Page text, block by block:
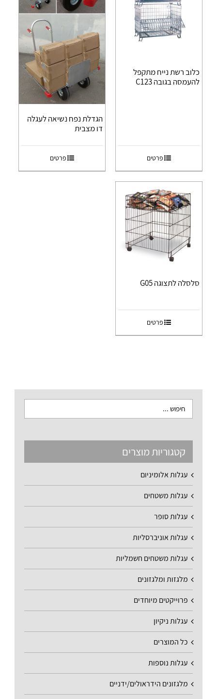
כלוב רשת נייח מתקפל
להעמסה בגובה C123
פרטים
הגדלת נפח נשיאה לעגלה
דו מצבית
פרטים
סלסלה לתצוגה G05
פרטים
קטגוריות מוצרים
עגלות אלומיניום
עגלות משטחים
עגלות סופר
עגלות אוניברסליות
עגלות משטחים חשמליות
מלגזות ומלגזונים
פרוייקטים מיוחדים
עגלות ניקיון
כל המוצרים
עגלות נוספות
מלגזונים הידראולים/ידניים